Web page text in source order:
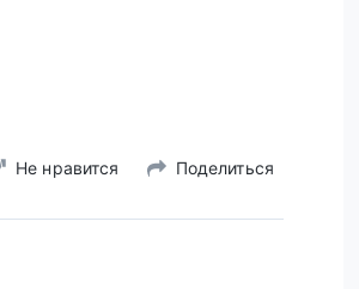
Не нравится Поделиться